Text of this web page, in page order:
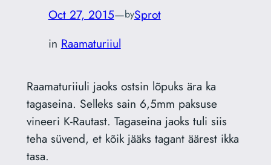
Oct 27, 2015—bySprot
in Raamaturiiul
Raamaturiiuli jaoks ostsin lõpuks ära ka
tagaseina. Selleks sain 6,5mm paksuse
vineeri K-Rautast. Tagaseina jaoks tuli siis
teha süvend, et kõik jääks tagant äärest ikka
tasa.